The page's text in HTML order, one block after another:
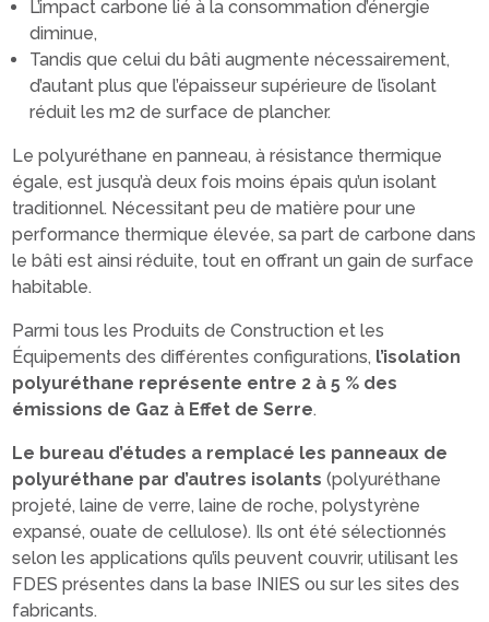
L’impact carbone lié à la consommation d’énergie
diminue,
Tandis que celui du bâti augmente nécessairement,
d’autant plus que l’épaisseur supérieure de l’isolant
réduit les m2 de surface de plancher.
Le polyuréthane en panneau, à résistance thermique
égale, est jusqu’à deux fois moins épais qu’un isolant
traditionnel. Nécessitant peu de matière pour une
performance thermique élevée, sa part de carbone dans
le bâti est ainsi réduite, tout en offrant un gain de surface
habitable.
Parmi tous les Produits de Construction et les
Équipements des différentes configurations, l’isolation
polyuréthane représente entre 2 à 5 % des
émissions de Gaz à Effet de Serre.
Le bureau d’études a remplacé les panneaux de
polyuréthane par d’autres isolants (polyuréthane
projeté, laine de verre, laine de roche, polystyrène
expansé, ouate de cellulose). Ils ont été sélectionnés
selon les applications qu’ils peuvent couvrir, utilisant les
FDES présentes dans la base INIES ou sur les sites des
fabricants.